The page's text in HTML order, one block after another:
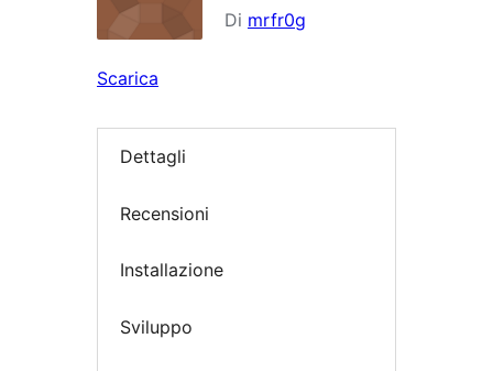
Di mrfr0g
Scarica
Dettagli
Recensioni
Installazione
Sviluppo